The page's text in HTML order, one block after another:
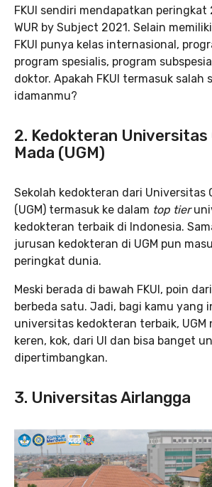
FKUI sendiri mendapatkan peringkat
WUR by Subject 2021. Selain
FKUI punya kelas internasional,
program spesialis, program
doktor. Apakah FKUI termasuk salah
idamanmu?
2. Kedokteran Universitas
Mada (UGM)
Sekolah kedokteran dari Universitas
(UGM) termasuk ke dalam top tier
kedokteran terbaik di Indonesia.
jurusan kedokteran di UGM pun
peringkat dunia.
Meski berada di bawah FKUI, poin
berbeda satu. Jadi, bagi kamu yang
universitas kedokteran terbaik, UGM
keren, kok, dari UI dan bisa banget
dipertimbangkan.
3. Universitas Airlangga